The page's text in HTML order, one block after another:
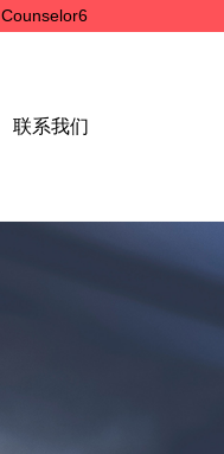
Counselor6
联系我们